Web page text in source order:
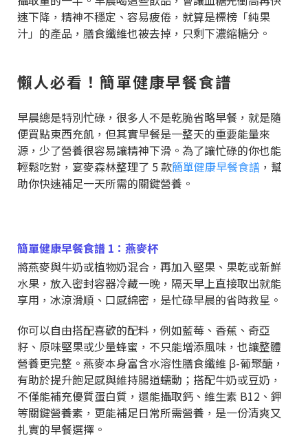
速下降，精神不穩定、容易疲倦，就算是標榜「純果
汁」的產品，膳食纖維也被去掉，只剩下濃縮糖分。
懶人必看！簡單健康早餐食譜
早晨總是特別忙碌，很多人不是乾脆省略早餐，就是隨
便買點東西充飢，但其實早餐是一整天的重要能量來
源，少了營養很容易讓精神下滑。為了讓忙碌的你也能
輕鬆吃對，宴麥森林整理了 5 款簡單健康早餐食譜 ，幫
助你快速補足一天所需的關鍵營養。
簡單健康早餐食譜 1：燕麥杯
將燕麥與牛奶或植物奶混合，再加入堅果、果乾或新鮮
水果，放入密封容器冷藏一晚，隔天早上直接取出就能
享用，冰涼滑順、口感綿密，是忙碌早晨的省時救星。
你可以自由搭配喜歡的配料，例如藍莓、香蕉、奇亞
籽、原味堅果或少量蜂蜜，不只能增添風味，也讓整體
營養更完整。燕麥本身富含水溶性膳食纖維 β-葡聚醣，
有助於提升飽足感與維持腸道蠕動；搭配牛奶或豆奶，
不僅能補充優質蛋白質，還能攝取鈣、維生素 B12、鉀
等關鍵營養素，更能補足日常所需營養，是一份清爽又
扎實的早餐選擇。